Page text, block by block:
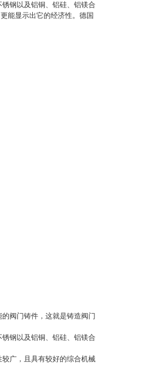
钢以及铝铜、铝硅、铝镁合
能显示出它的经济性。德国
阀门铸件，这就是铸造阀门
钢以及铝铜、铝硅、铝镁合
广，且具有较好的综合机械